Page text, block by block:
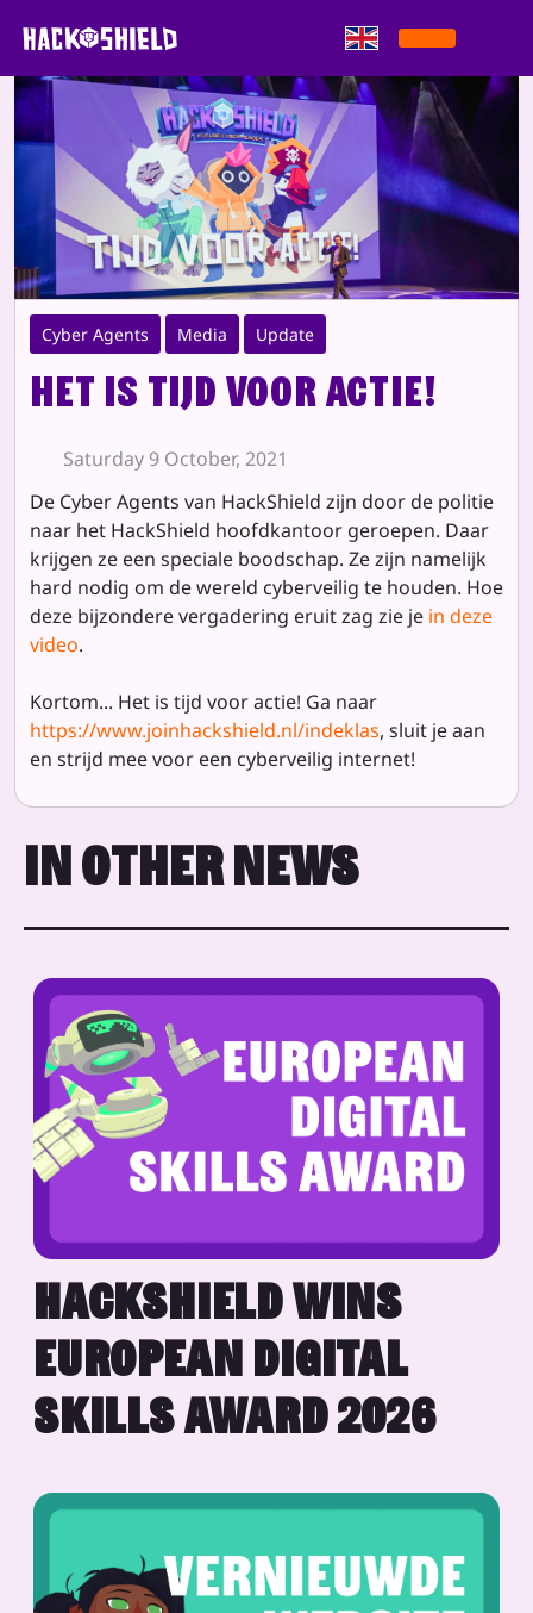
Cyber Agents Media Update
Het is tijd voor ACTIE!
Saturday 9 October, 2021
De Cyber Agents van HackShield zijn door de politie
naar het HackShield hoofdkantoor geroepen. Daar
krijgen ze een speciale boodschap. Ze zijn namelijk
hard nodig om de wereld cyberveilig te houden. Hoe
deze bijzondere vergadering eruit zag zie je in deze
video.
Kortom... Het is tijd voor actie! Ga naar
https://www.joinhackshield.nl/indeklas, sluit je aan
en strijd mee voor een cyberveilig internet!
IN OTHER NEWS
HACKSHIELD WINS
EUROPEAN DIGITAL
SKILLS AWARD 2026